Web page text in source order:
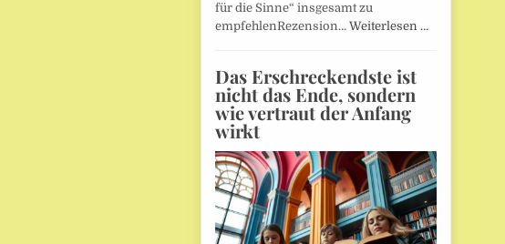
für die Sinne“ insgesamt zu
empfehlenRezension… Weiterlesen …
Das Erschreckendste ist
nicht das Ende, sondern
wie vertraut der Anfang
wirkt